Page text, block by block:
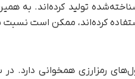
تولید کرده‌اند. به
کرده‌اند، ممکن است نسبت